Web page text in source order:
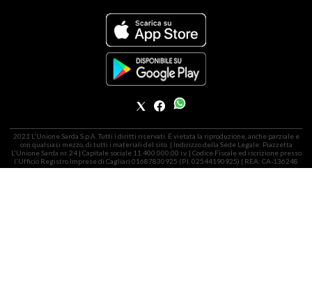
2021 L'Unione Sarda S.p.A. Tutti i diritti riservati. É vietata la riproduzione, anche parziale e
con qualsiasi mezzo, di tutti i materiali del sito. | Indirizzo della Sede Legale: Piazzetta
L'Unione Sarda nr. 24 | Capitale sociale 11.400.000,00 i.v. | Codice Fiscale ed iscrizione presso
l'Ufficio Registro Imprese di Cagliari 01687830925 (P.I. 02544190925) | REA: CA-136248